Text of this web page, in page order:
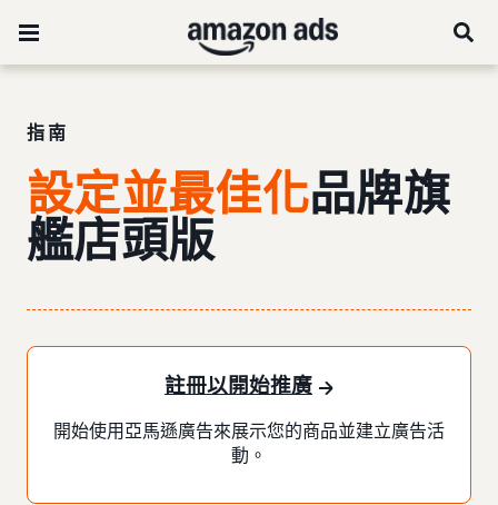
指南
設定並最佳化品牌旗
艦店頭版
註冊以開始推廣
開始使用亞馬遜廣告來展示您的商品並建立廣告活
動。